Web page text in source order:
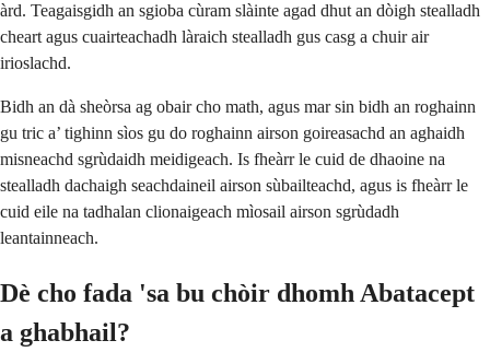
àrd. Teagaisgidh an sgioba cùram slàinte agad dhut an dòigh stealladh
cheart agus cuairteachadh làraich stealladh gus casg a chuir air
irioslachd.
Bidh an dà sheòrsa ag obair cho math, agus mar sin bidh an roghainn
gu tric a’ tighinn sìos gu do roghainn airson goireasachd an aghaidh
misneachd sgrùdaidh meidigeach. Is fheàrr le cuid de dhaoine na
stealladh dachaigh seachdaineil airson sùbailteachd, agus is fheàrr le
cuid eile na tadhalan clionaigeach mìosail airson sgrùdadh
leantainneach.
Dè cho fada 'sa bu chòir dhomh Abatacept
a ghabhail?